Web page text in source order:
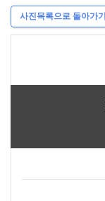
사진목록으로 돌아가기